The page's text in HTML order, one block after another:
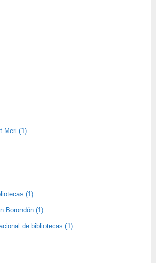
Meri (1)
(1)
Borondón (1)
de bibliotecas (1)